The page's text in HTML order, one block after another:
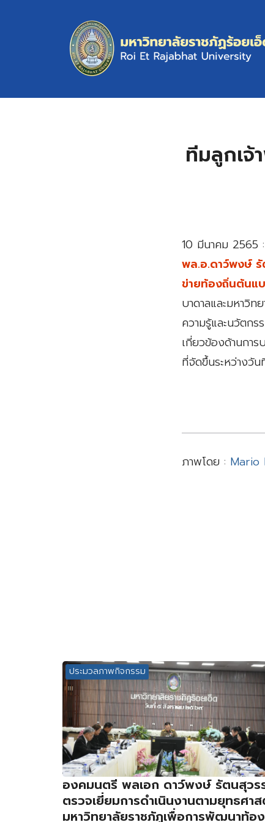
ทีมลูกเจ้
10 มีนาคม 2565 :
พล.อ.ดาว์พงษ์ รั
ข่ายท้องถิ่นต้นแ
บาดาลและมหาวิ
ความรู้และนวัตก
เกี่ยวข้องด้านการ
ที่จัดขึ้นระหว่างวั
ภาพโดย : Mario
ประมวลภาพกิจกรรม
องคมนตรี พลเอก ดาว์พงษ์ รัตนสุว
ตรวจเยี่ยมการดำเนินงานตามยุทธศา
มหาวิทยาลัยราชภัฏเพื่อการพัฒนาท้อ